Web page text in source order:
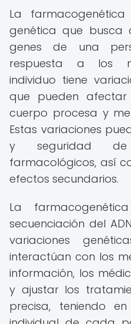
La
genética que busca
genes de una
respuesta a los
individuo tiene
que pueden
cuerpo procesa y
Estas variaciones
y seguridad de
farmacológicos, así
efectos secundarios.
La
secuenciación del
variaciones
interactúan con los
información, los
y ajustar los
precisa, teniendo